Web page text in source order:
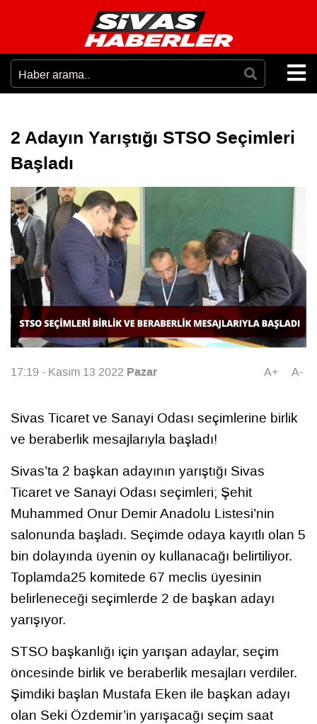
2 Adayın Yarıştığı STSO Seçimleri
Başladı
17:19 - Kasım 13 2022 Pazar A+ A-
Sivas Ticaret ve Sanayi Odası seçimlerine birlik
ve beraberlik mesajlarıyla başladı!
Sivas’ta 2 başkan adayının yarıştığı Sivas
Ticaret ve Sanayi Odası seçimleri; Şehit
Muhammed Onur Demir Anadolu Listesi’nin
salonunda başladı. Seçimde odaya kayıtlı olan 5
bin dolayında üyenin oy kullanacağı belirtiliyor.
Toplamda25 komitede 67 meclis üyesinin
belirleneceği seçimlerde 2 de başkan adayı
yarışıyor.
STSO başkanlığı için yarışan adaylar, seçim
öncesinde birlik ve beraberlik mesajları verdiler.
Şimdiki başlan Mustafa Eken ile başkan adayı
olan Seki Özdemir’in yarışacağı seçim saat